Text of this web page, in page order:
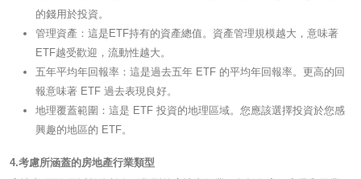
的錢用於投資。
管理資產：這是ETF持有的資產總值。資產管理規模越大，意味著
ETF越受歡迎，流動性越大。
五年平均年回報率：這是過去五年 ETF 的平均年回報率。更高的回
報意味著 ETF 過去表現良好。
地理覆蓋範圍：這是 ETF 投資的地理區域。您應該選擇投資於您感
興趣的地區的 ETF。
4.考慮所涵蓋的房地產行業類型